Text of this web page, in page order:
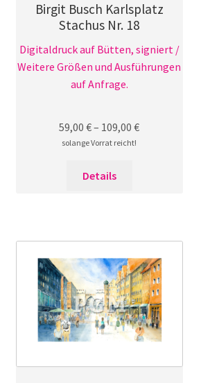
Birgit Busch Karlsplatz
Stachus Nr. 18
Digitaldruck auf Bütten, signiert /
Weitere Größen und Ausführungen
auf Anfrage.
59,00€– 109,00€
solange Vorrat reicht!
Details
Die
Optionen
können
auf
der